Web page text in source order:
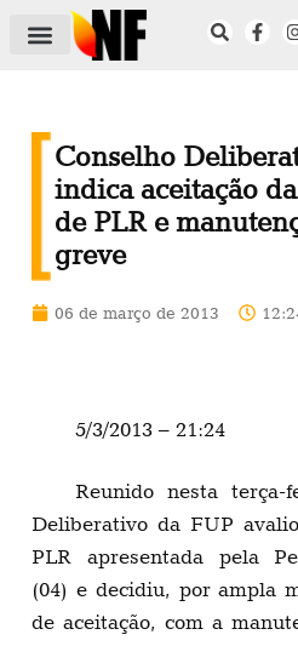
Conselho
indica aceitação
de PLR e
greve
06 de março de 2013
5/3/2013 – 21:24
Reunido nesta
Deliberativo da FUP
PLR apresentada pela
(04) e decidiu, por ampla
de aceitação, com a